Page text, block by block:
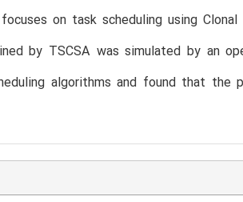
on task scheduling using
by TSCSA was simulated by an
algorithms and found that the